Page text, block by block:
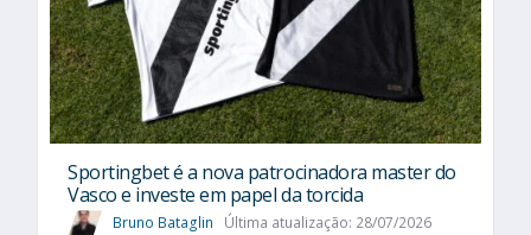
Sportingbet é a nova patrocinadora master do
Vasco e investe em papel da torcida
Bruno Bataglin Última atualização: 28/07/2026